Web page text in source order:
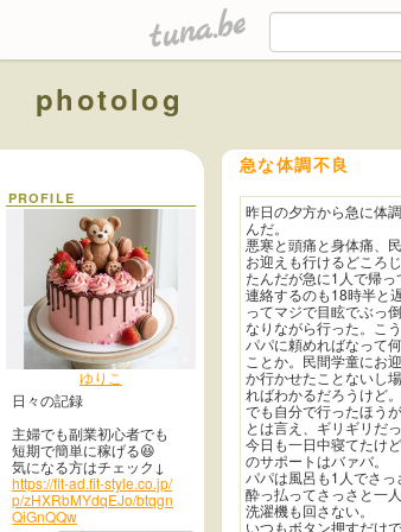
tuna.be
photolog
PROFILE
ゆりこ
日々の記録
主婦でも副業初心者でも
短期で簡単に稼げる😆
気になる方はチェック↓
https://fit-ad.fit-style.co.jp/
p/zHXRbMYdqEJo/btqgn
QiGnQQw
急な体調不良
昨日の夕方から急に体
んだ。
悪寒と頭痛と身体痛、
お迎えも行けるどころ
たんだが急に1人で帰っ
連絡するのも18時半と
ってマジで目眩でぶっ
なりながら行った。こ
パパに頼めればなって
ことか。民間学童にお
か行かせたことないし
ればわかるだろうけど
でも自分で行ったほう
とは言え、ギリギリだっ
今日も一日中寝てたけ
のサポートはバァバ。
パパは風呂も1人でさっ
酔っ払ってさっさと一人
洗濯機も回さない。
いつもボタン押すだけ